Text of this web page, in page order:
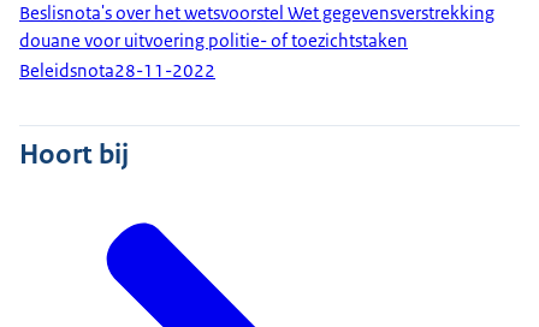
Beslisnota's over het wetsvoorstel Wet gegevensverstrekking
douane voor uitvoering politie- of toezichtstaken
Beleidsnota28-11-2022
Hoort bij